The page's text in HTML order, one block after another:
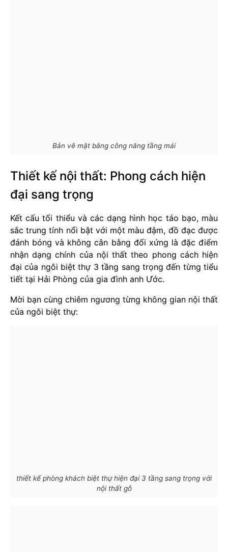
Bản vẽ mặt bằng công năng tầng mái
Thiết kế nội thất: Phong cách hiện
đại sang trọng
Kết cấu tối thiểu và các dạng hình học táo bạo, màu
sắc trung tính nổi bật với một màu đậm, đồ đạc được
đánh bóng và không cân bằng đối xứng là đặc điểm
nhận dạng chính của nội thất theo phong cách hiện
đại của ngôi biệt thự 3 tầng sang trọng đến từng tiểu
tiết tại Hải Phòng của gia đình anh Ước.
Mời bạn cùng chiêm ngương từng không gian nội thất
của ngôi biệt thự:
thiết kế phòng khách biệt thự hiện đại 3 tầng sang trọng với
nội thất gỗ